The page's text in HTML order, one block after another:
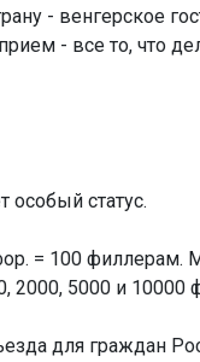
- венгерское
- все то, что
особый статус.
= 100 филлерам.
2000, 5000 и 10000
для граждан